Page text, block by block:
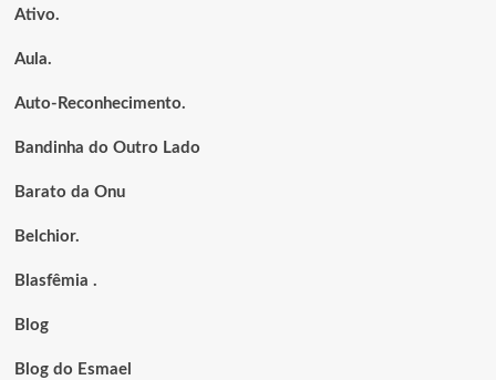
Ativo.
Aula.
Auto-Reconhecimento.
Bandinha do Outro Lado
Barato da Onu
Belchior.
Blasfêmia .
Blog
Blog do Esmael